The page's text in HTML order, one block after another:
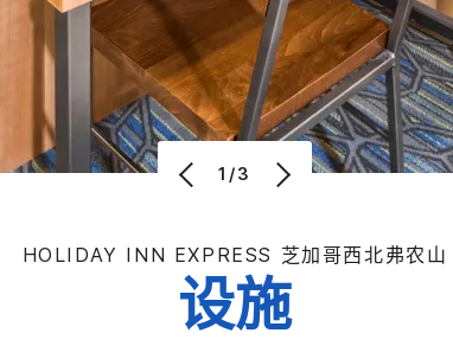
1/3
HOLIDAY INN EXPRESS 芝加哥西北弗农山
设施